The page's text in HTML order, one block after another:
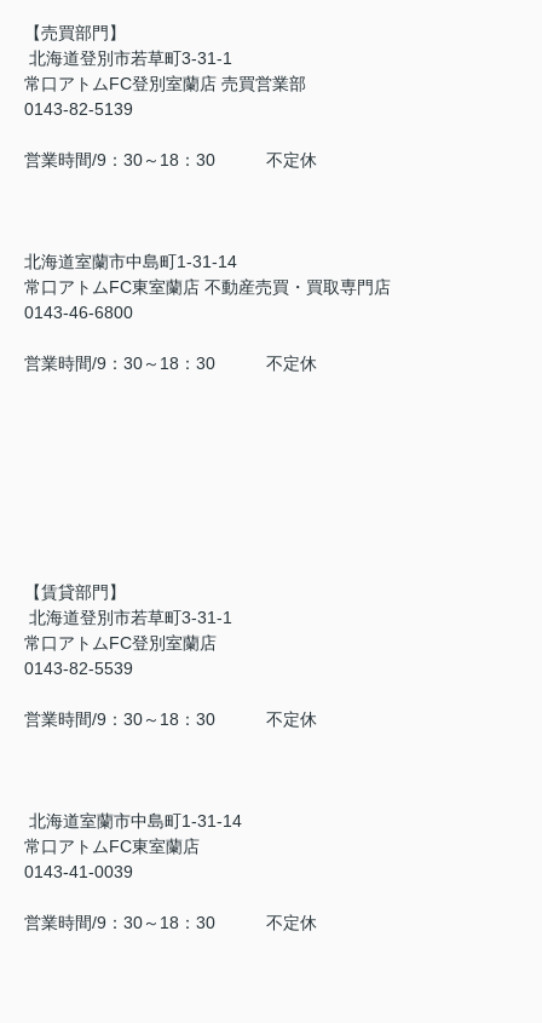
【売買部門】
北海道登別市若草町3-31-1
常口アトムFC登別室蘭店 売買営業部
0143-82-5139
営業時間/9：30～18：30 不定休
北海道室蘭市中島町1-31-14
常口アトムFC東室蘭店 不動産売買・買取専門店
0143-46-6800
営業時間/9：30～18：30 不定休
【賃貸部門】
北海道登別市若草町3-31-1
常口アトムFC登別室蘭店
0143-82-5539
営業時間/9：30～18：30 不定休
北海道室蘭市中島町1-31-14
常口アトムFC東室蘭店
0143-41-0039
営業時間/9：30～18：30 不定休